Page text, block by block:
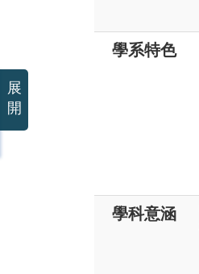
學系特色
學科意涵
展
開